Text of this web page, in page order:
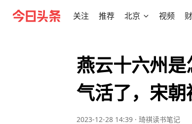
关注 推荐 北京 视频
燕云十六州
气活了，宋
2023-12-28 14:39 · 琦祺读书笔记